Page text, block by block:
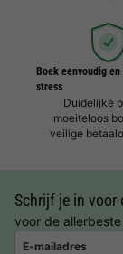
Boek eenvoudig
stress
Duidelijke
moeiteloos
veilige
Schrijf je in voor
voor de
E-mailadres